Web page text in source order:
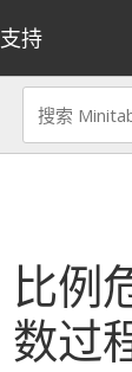
支持
比例
数过